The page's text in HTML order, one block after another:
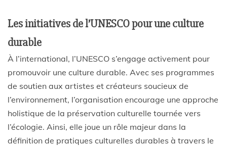
Les initiatives de l’UNESCO pour une culture
durable
À l’international, l’UNESCO s’engage activement pour
promouvoir une culture durable. Avec ses programmes
de soutien aux artistes et créateurs soucieux de
l’environnement, l’organisation encourage une approche
holistique de la préservation culturelle tournée vers
l’écologie. Ainsi, elle joue un rôle majeur dans la
définition de pratiques culturelles durables à travers le